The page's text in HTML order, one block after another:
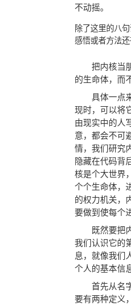
不动摇。
除了这里的八
感悟或者方法
把内核当
的生命体，而
具体一点
现时，可以将
由现实中的人
意，都会不可
情，我们研究
隐藏在代码背
核是个大世界
个个生命体，
的权力机关，
要做到使每个
既然要把
我们认识它的
息，就像我们
个人的基本信
首先从名
要有两种定义